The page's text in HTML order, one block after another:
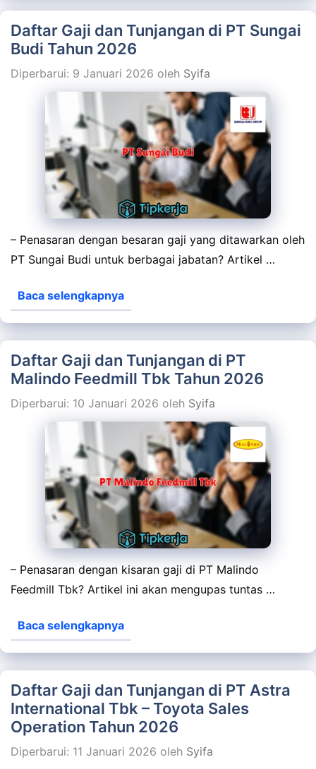
Daftar Gaji dan Tunjangan di PT Sungai
Budi Tahun 2026
Diperbarui: 9 Januari 2026 oleh Syifa
– Penasaran dengan besaran gaji yang ditawarkan oleh
PT Sungai Budi untuk berbagai jabatan? Artikel …
Baca selengkapnya
Daftar Gaji dan Tunjangan di PT
Malindo Feedmill Tbk Tahun 2026
Diperbarui: 10 Januari 2026 oleh Syifa
– Penasaran dengan kisaran gaji di PT Malindo
Feedmill Tbk? Artikel ini akan mengupas tuntas …
Baca selengkapnya
Daftar Gaji dan Tunjangan di PT Astra
International Tbk – Toyota Sales
Operation Tahun 2026
Diperbarui: 11 Januari 2026 oleh Syifa